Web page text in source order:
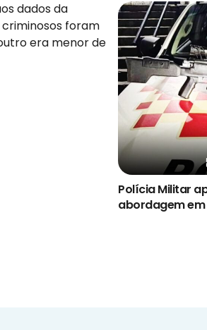
dados da
foram
era menor de
Polícia Militar
abordagem